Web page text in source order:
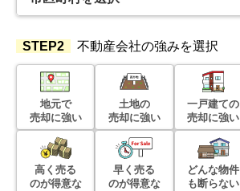
STEP2 不動産会社の強みを選択
地元で
売却に強い
土地の
売却に強い
一戸建ての
売却に強い
高く売る
のが得意な
早く売る
のが得意な
どんな物件
も断らない